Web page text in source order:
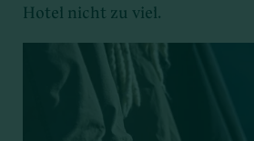
Hotel nicht zu viel.